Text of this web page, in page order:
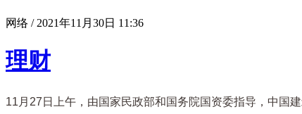
网络 / 2021年11月30日 11:36
理财
11月27日上午，由国家民政部和国务院国资委指导，中国